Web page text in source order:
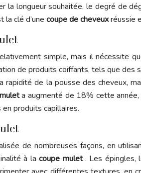
la longueur souhaitée, le degré de
la clé d’une coupe de cheveuxréussie
simple, mais il nécessite
de produits coiffants, tels que
rapidité de la pousse des cheveux,
a augmenté de 18% cette
produits capillaires.
de nombreuses façons, en
à lacoupe mulet. Les épingles,